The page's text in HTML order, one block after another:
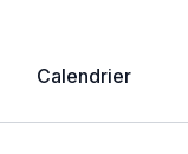
Calendrier